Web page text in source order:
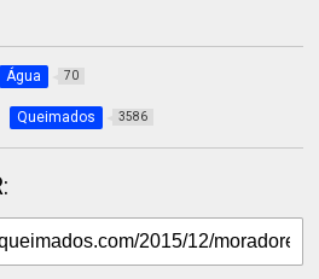
Água 70
Queimados 3586